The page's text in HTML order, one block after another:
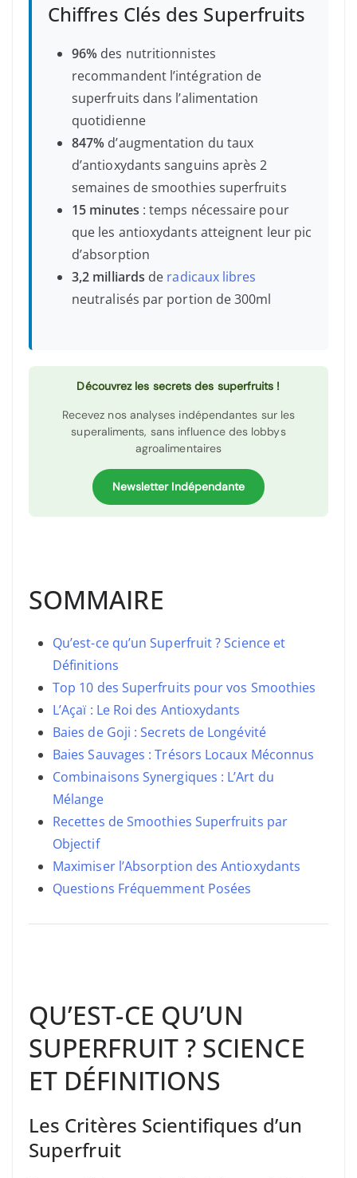
Chiffres Clés des Superfruits
96% des nutritionnistes
recommandent l’intégration de
superfruits dans l’alimentation
quotidienne
847% d’augmentation du taux
d’antioxydants sanguins après 2
semaines de smoothies superfruits
15 minutes : temps nécessaire pour
que les antioxydants atteignent leur pic
d’absorption
3,2 milliards de radicaux libres
neutralisés par portion de 300ml
Découvrez les secrets des superfruits !
Recevez nos analyses indépendantes sur les
superaliments, sans influence des lobbys
agroalimentaires
Newsletter Indépendante
SOMMAIRE
Qu’est-ce qu’un Superfruit ? Science et
Définitions
Top 10 des Superfruits pour vos Smoothies
L’Açaï : Le Roi des Antioxydants
Baies de Goji : Secrets de Longévité
Baies Sauvages : Trésors Locaux Méconnus
Combinaisons Synergiques : L’Art du
Mélange
Recettes de Smoothies Superfruits par
Objectif
Maximiser l’Absorption des Antioxydants
Questions Fréquemment Posées
QU’EST-CE QU’UN
SUPERFRUIT ? SCIENCE
ET DÉFINITIONS
Les Critères Scientifiques d’un
Superfruit